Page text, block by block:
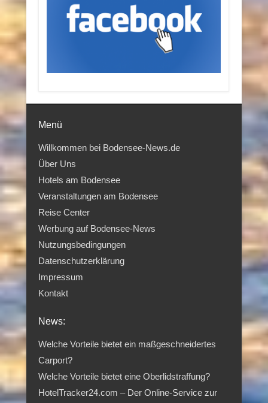
Menü
Willkommen bei Bodensee-News.de
Über Uns
Hotels am Bodensee
Veranstaltungen am Bodensee
Reise Center
Werbung auf Bodensee-News
Nutzungsbedingungen
Datenschutzerklärung
Impressum
Kontakt
News:
Welche Vorteile bietet ein maßgeschneidertes
Carport?
Welche Vorteile bietet eine Oberlidstraffung?
HotelTracker24.com – Der Online-Service zur